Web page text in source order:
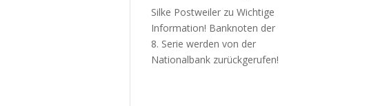
Silke Postweiler zuWichtige
Information! Banknoten der
8. Serie werden von der
Nationalbank zurückgerufen!